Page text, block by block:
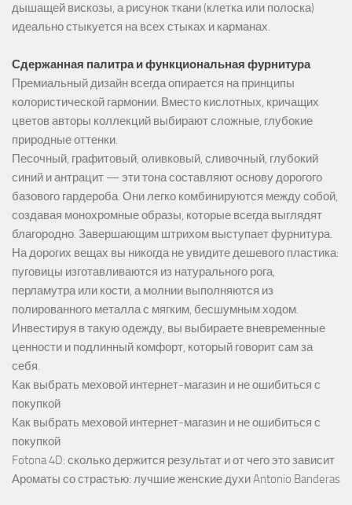
дышащей вискозы, а рисунок ткани (клетка или полоска)
идеально стыкуется на всех стыках и карманах.
Сдержанная палитра и функциональная фурнитура
Премиальный дизайн всегда опирается на принципы
колористической гармонии. Вместо кислотных, кричащих
цветов авторы коллекций выбирают сложные, глубокие
природные оттенки.
Песочный, графитовый, оливковый, сливочный, глубокий
синий и антрацит — эти тона составляют основу дорогого
базового гардероба. Они легко комбинируются между собой,
создавая монохромные образы, которые всегда выглядят
благородно. Завершающим штрихом выступает фурнитура.
На дорогих вещах вы никогда не увидите дешевого пластика:
пуговицы изготавливаются из натурального рога,
перламутра или кости, а молнии выполняются из
полированного металла с мягким, бесшумным ходом.
Инвестируя в такую одежду, вы выбираете вневременные
ценности и подлинный комфорт, который говорит сам за
себя.
Как выбрать меховой интернет-магазин и не ошибиться с
покупкой
Как выбрать меховой интернет-магазин и не ошибиться с
покупкой
Fotona 4D: сколько держится результат и от чего это зависит
Ароматы со страстью: лучшие женские духи Antonio Banderas